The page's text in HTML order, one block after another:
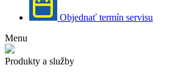
Objednať termín servisu
Menu
Produkty a služby